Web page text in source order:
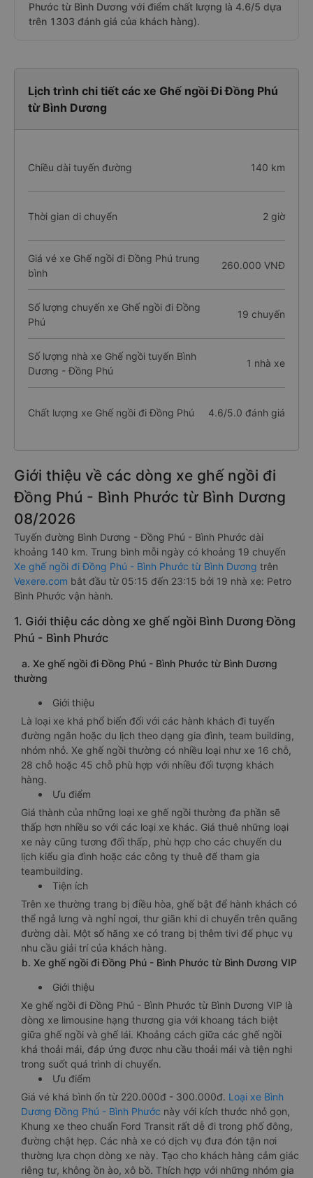
Phước từ Bình Dương với điểm chất lượng là 4.6/5 dựa
trên 1303 đánh giá của khách hàng).
Lịch trình chi tiết các xe Ghế ngồi Đi Đồng Phú
từ Bình Dương
Chiều dài tuyến đường 140 km
Thời gian di chuyển 2 giờ
Giá vé xe Ghế ngồi đi Đồng Phú trung
bình
260.000 VNĐ
Số lượng chuyến xe Ghế ngồi đi Đồng
Phú
19 chuyến
Số lượng nhà xe Ghế ngồi tuyến Bình
Dương - Đồng Phú
1 nhà xe
Chất lượng xe Ghế ngồi đi Đồng Phú 4.6/5.0 đánh giá
Giới thiệu về các dòng xe ghế ngồi đi
Đồng Phú - Bình Phước từ Bình Dương
08/2026
Tuyến đường Bình Dương - Đồng Phú - Bình Phước dài
khoảng 140 km. Trung bình mỗi ngày có khoảng 19 chuyến
Xe ghế ngồi đi Đồng Phú - Bình Phước từ Bình Dương trên
Vexere.com bắt đầu từ 05:15 đến 23:15 bởi 19 nhà xe: Petro
Bình Phước vận hành.
1. Giới thiệu các dòng xe ghế ngồi Bình Dương Đồng
Phú - Bình Phước
a. Xe ghế ngồi đi Đồng Phú - Bình Phước từ Bình Dương
thường
Giới thiệu
Là loại xe khá phổ biến đối với các hành khách đi tuyến
đường ngắn hoặc du lịch theo dạng gia đình, team building,
nhóm nhỏ. Xe ghế ngồi thường có nhiều loại như xe 16 chỗ,
28 chỗ hoặc 45 chỗ phù hợp với nhiều đối tượng khách
hàng.
Ưu điểm
Giá thành của những loại xe ghế ngồi thường đa phần sẽ
thấp hơn nhiều so với các loại xe khác. Giá thuê những loại
xe này cũng tương đối thấp, phù hợp cho các chuyến du
lịch kiểu gia đình hoặc các công ty thuê để tham gia
teambuilding.
Tiện ích
Trên xe thường trang bị điều hòa, ghế bật để hành khách có
thể ngả lưng và nghỉ ngơi, thư giãn khi di chuyển trên quãng
đường dài. Một số hãng xe có trang bị thêm tivi để phục vụ
nhu cầu giải trí của khách hàng.
b. Xe ghế ngồi đi Đồng Phú - Bình Phước từ Bình Dương VIP
Giới thiệu
Xe ghế ngồi đi Đồng Phú - Bình Phước từ Bình Dương VIP là
dòng xe limousine hạng thương gia với khoang tách biệt
giữa ghế ngồi và ghế lái. Khoảng cách giữa các ghế ngồi
khá thoải mái, đáp ứng được nhu cầu thoải mái và tiện nghi
trong suốt quá trình di chuyển.
Ưu điểm
Giá vé khá bình ổn từ 220.000đ - 300.000đ. Loại xe Bình
Dương Đồng Phú - Bình Phước này với kích thước nhỏ gọn,
Khung xe theo chuẩn Ford Transit rất dễ đi trong phố đông,
đường chật hẹp. Các nhà xe có dịch vụ đưa đón tận nơi
thường lựa chọn dòng xe này. Tạo cho khách hàng cảm giác
riêng tư, không ồn ào, xô bồ. Thích hợp với những nhóm gia